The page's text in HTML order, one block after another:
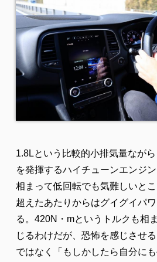
1.8Lという比較的小排気量なが
を発揮するハイチューンエンジ
相まって低回転でも気難しいと
超えたあたりからはグイグイパ
る。420N・mというトルクも相
じるわけだが、恐怖を感じさせ
ではなく「もしかしたら自分に